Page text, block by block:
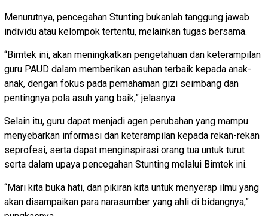
Menurutnya, pencegahan Stunting bukanlah tanggung jawab
individu atau kelompok tertentu, melainkan tugas bersama.
“Bimtek ini, akan meningkatkan pengetahuan dan keterampilan
guru PAUD dalam memberikan asuhan terbaik kepada anak-
anak, dengan fokus pada pemahaman gizi seimbang dan
pentingnya pola asuh yang baik,” jelasnya.
Selain itu, guru dapat menjadi agen perubahan yang mampu
menyebarkan informasi dan keterampilan kepada rekan-rekan
seprofesi, serta dapat menginspirasi orang tua untuk turut
serta dalam upaya pencegahan Stunting melalui Bimtek ini.
“Mari kita buka hati, dan pikiran kita untuk menyerap ilmu yang
akan disampaikan para narasumber yang ahli di bidangnya,”